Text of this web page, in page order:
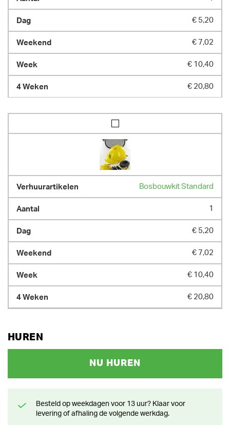
€ 5,20
€ 7,02
€ 10,40
€ 20,80
Bosbouwkit Standard
1
€ 5,20
€ 7,02
€ 10,40
€ 20,80
HUREN
NU HUREN
Besteld op weekdagen voor 13 uur? Klaar voor
levering of afhaling de volgende werkdag.